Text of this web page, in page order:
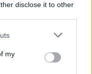
disclose it to other
my
tisztán elektromos